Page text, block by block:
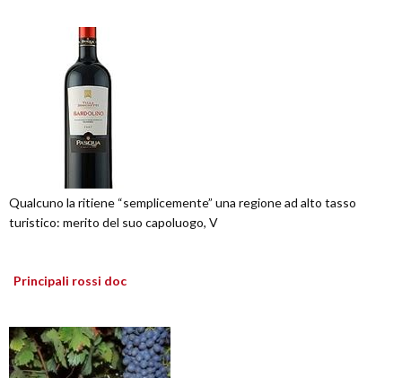
Qualcuno la ritiene “semplicemente” una regione ad alto tasso
turistico: merito del suo capoluogo, V
Principali rossi doc